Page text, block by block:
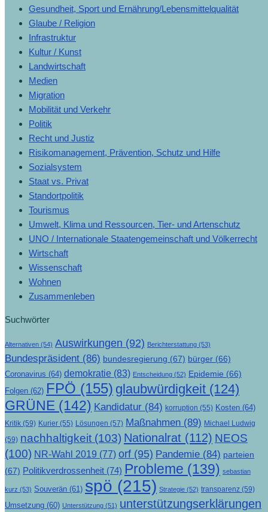
Gesundheit, Sport und Ernährung/Lebensmittelqualität
Glaube / Religion
Infrastruktur
Kultur / Kunst
Landwirtschaft
Medien
Migration
Mobilität und Verkehr
Politik
Recht und Justiz
Risikomanagement, Prävention, Schutz und Hilfe
Sozialsystem
Staat vs. Privat
Standortpolitik
Tourismus
Umwelt, Klima und Ressourcen, Tier- und Artenschutz
UNO / Internationale Staatengemeinschaft und Völkerrecht
Wirtschaft
Wissenschaft
Wohnen
Zusammenleben
Suchwörter
Alternativen (54) Auswirkungen (92) Berichterstattung (53)
Bundespräsident (86) bundesregierung (67) bürger (66)
Coronavirus (64) demokratie (83) Entscheidung (52) Epidemie (66)
Folgen (62) FPÖ (155) glaubwürdigkeit (124)
GRÜNE (142) Kandidatur (84) korruption (55) Kosten (64)
Kritik (59) Kurier (55) Lösungen (57) Maßnahmen (89) Michael Ludwig
(59) nachhaltigkeit (103) Nationalrat (112) NEOS
(100) NR-Wahl 2019 (77) orf (95) Pandemie (84) parteien
(67) Politikverdrossenheit (74) Probleme (139) sebastian
kurz (53) Souverän (61) spö (215) Strategie (52) transparenz (59)
Umsetzung (60) Unterstützung (51) unterstützungserklärungen